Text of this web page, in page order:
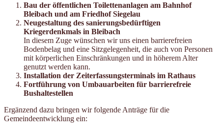
Bau der öffentlichen Toilettenanlagen am Bahnhof
Bleibach und am Friedhof Siegelau
Neugestaltung des sanierungsbedürftigen
Kriegerdenkmals in Bleibach
In diesem Zuge wünschen wir uns einen barrierefreien
Bodenbelag und eine Sitz­gelegenheit, die auch von Personen
mit körperlichen Einschränkungen und in höhe­rem Alter
genutzt werden kann.
Installation der Zeiterfassungsterminals im Rathaus
Fortführung von Umbauarbeiten für barrierefreie
Bushaltestellen
Ergänzend dazu bringen wir folgende Anträge für die
Gemeindeentwicklung ein: